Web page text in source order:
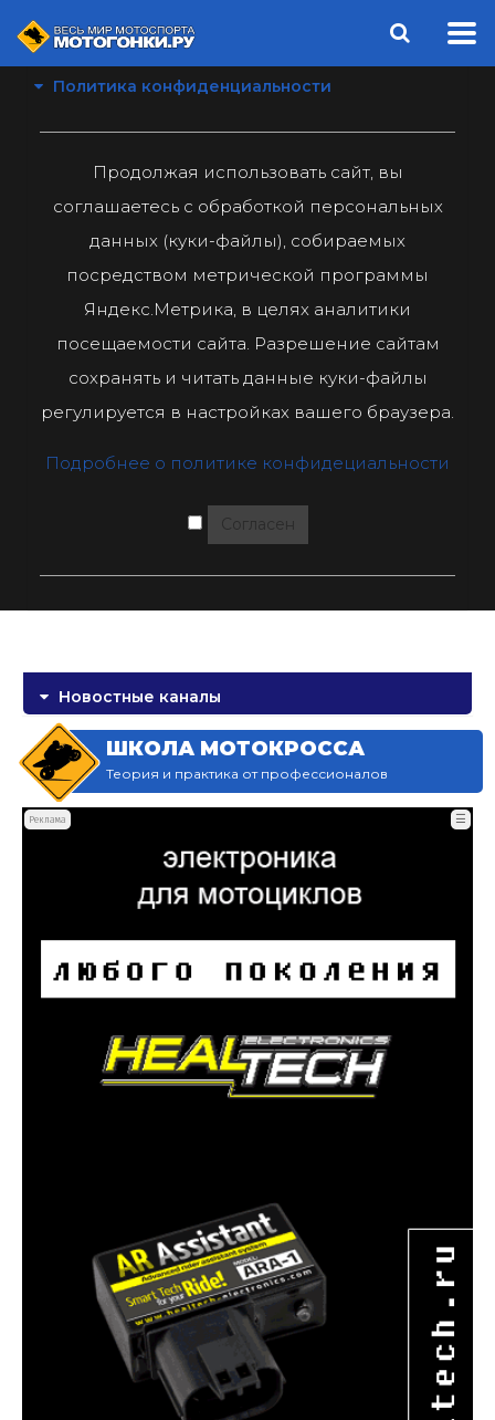
Политика конфиденциальности
Продолжая использовать сайт, вы
соглашаетесь с обработкой персональных
данных (куки-файлы), собираемых
посредством метрической программы
Яндекс.Метрика, в целях аналитики
посещаемости сайта. Разрешение сайтам
сохранять и читать данные куки-файлы
регулируется в настройках вашего браузера.
Подробнее о политике конфидециальности
Согласен
Новостные каналы
ШКОЛА МОТОКРОССА
Теория и практика от профессионалов
Реклама ☰